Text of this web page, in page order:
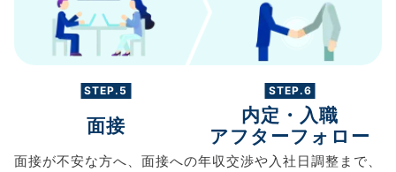
STEP.5
面接
面接が不安な方へ、 面接への
STEP.6
内定・入職
アフターフォロー
年収交渉や入社日調整まで、